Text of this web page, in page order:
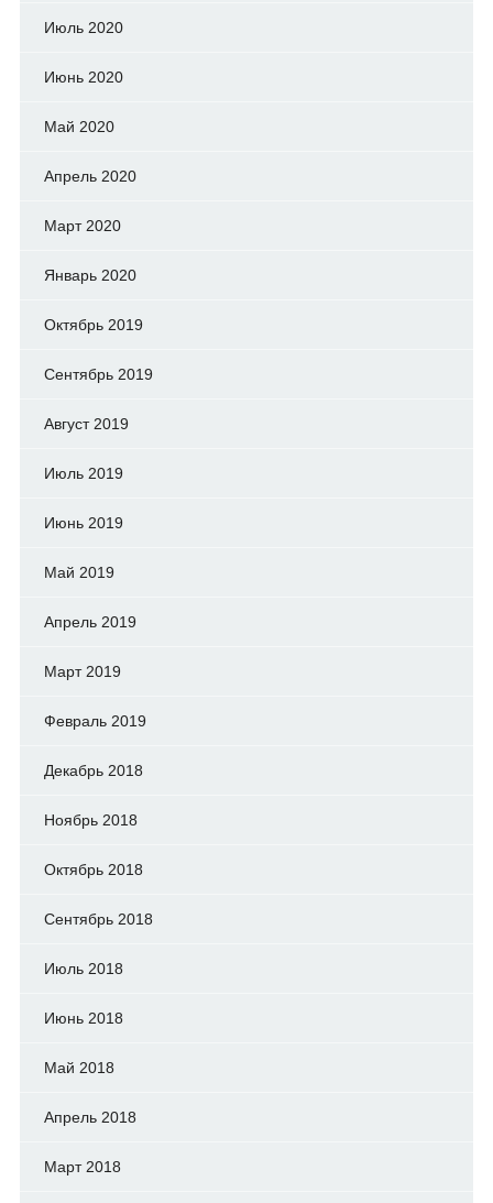
Июль 2020
Июнь 2020
Май 2020
Апрель 2020
Март 2020
Январь 2020
Октябрь 2019
Сентябрь 2019
Август 2019
Июль 2019
Июнь 2019
Май 2019
Апрель 2019
Март 2019
Февраль 2019
Декабрь 2018
Ноябрь 2018
Октябрь 2018
Сентябрь 2018
Июль 2018
Июнь 2018
Май 2018
Апрель 2018
Март 2018